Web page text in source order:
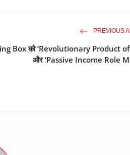
PREVIOUS
Box को ‘Revolutionary Product of
और ‘Passive Income Role